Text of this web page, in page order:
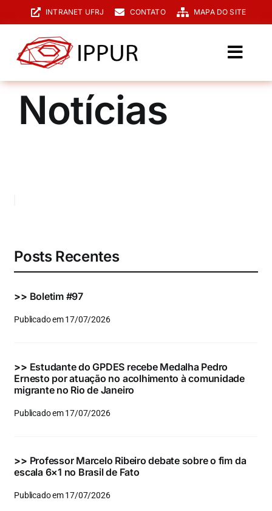
para
conteúdo
INTRANET UFRJ CONTATO MAPA DO SITE
O IPPUR
Graduação
Eventos e Certificados
para:
Notícias
Posts Recentes
>> Boletim #97
Publicado em 17/07/2026
>> Estudante do GPDES recebe Medalha Pedro
Ernesto por atuação no acolhimento à comunidade
migrante no Rio de Janeiro
Publicado em 17/07/2026
>> Professor Marcelo Ribeiro debate sobre o fim da
escala 6×1 no Brasil de Fato
Publicado em 17/07/2026